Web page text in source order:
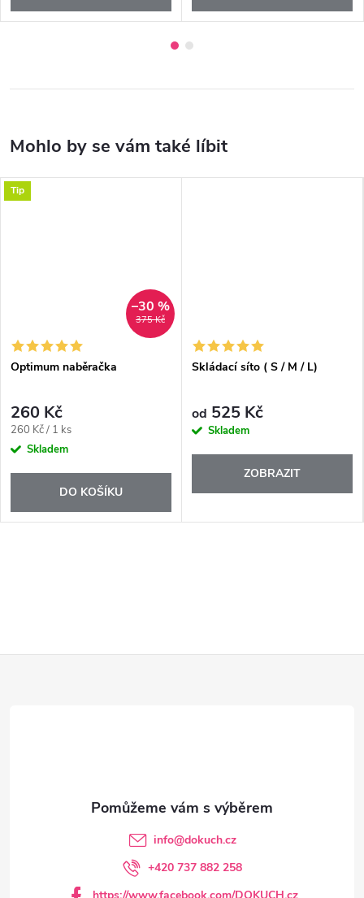
Tip
375 Kč
–30 %
Optimum naběračka
260 Kč
Měrná
cena:
260 Kč / 1 ks
Skladem
DO KOŠÍKU
Skládací síto ( S / M / L)
od 525 Kč
Skladem
ZOBRAZIT
info@dokuch.cz
+420 737 882 258